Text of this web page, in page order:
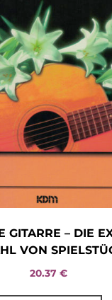
GITARRE – DIE
VON
20.37 €